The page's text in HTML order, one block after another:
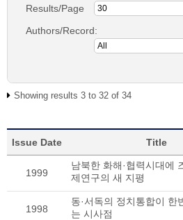
Results/Page
Authors/Record:
Showing results 3 to 32 of 34
Issue Date Title
1999
남북한 화해·협력시대에
제연구의 새 지평
1998
동·서독의 정치통합이 한
는 시사점